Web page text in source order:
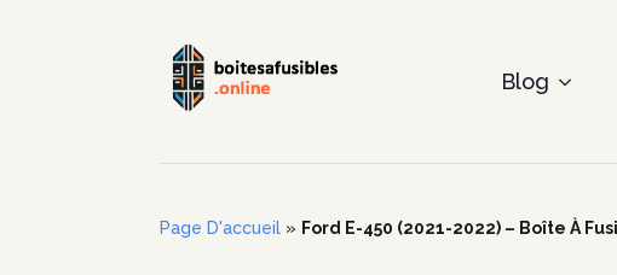
Blog
Page D'accueil » Ford E-450 (2021-2022) – Boîte À